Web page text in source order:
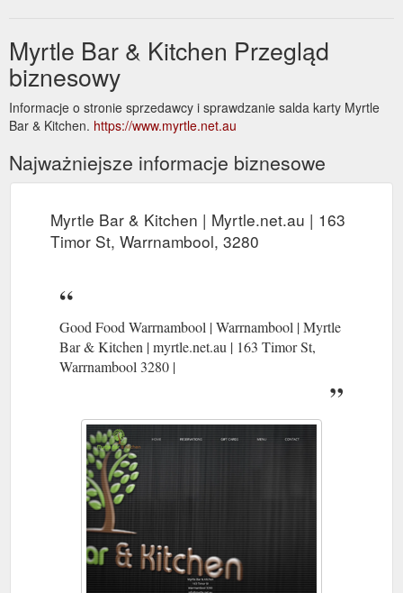
Myrtle Bar & Kitchen Przegląd
biznesowy
Informacje o stronie sprzedawcy i sprawdzanie salda karty Myrtle
Bar & Kitchen. https://www.myrtle.net.au
Najważniejsze informacje biznesowe
Myrtle Bar & Kitchen | Myrtle.net.au | 163
Timor St, Warrnambool, 3280
Good Food Warrnambool | Warrnambool | Myrtle
Bar & Kitchen | myrtle.net.au | 163 Timor St,
Warrnambool 3280 |